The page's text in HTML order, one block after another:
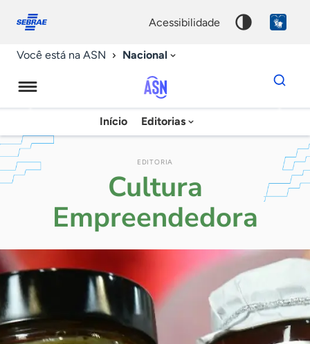
conosco
acessibilidade
Você está na ASN Nacional
Agência
Sebrae
de
Notícias
Início Editorias
Dados
para
chave
EDITORIA
Cultura
Empreendedora